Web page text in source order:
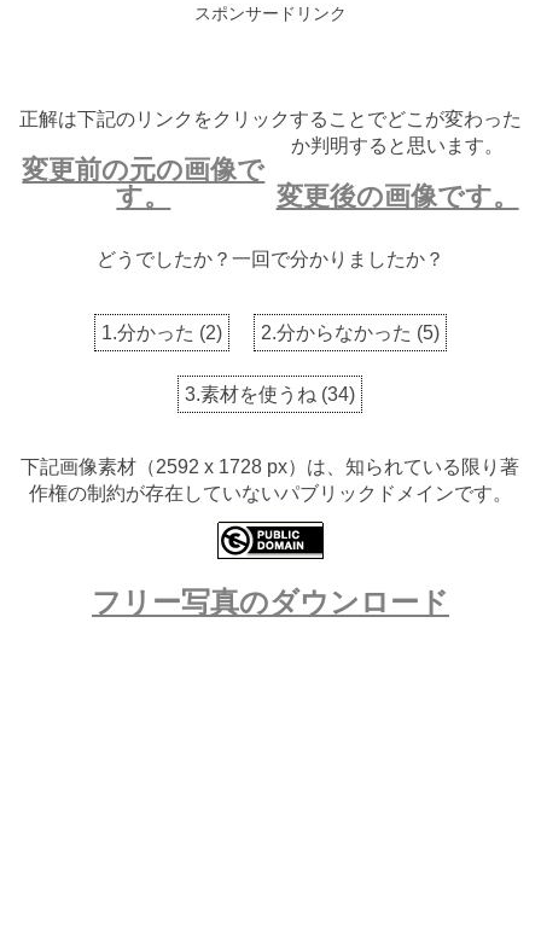
スポンサードリンク
正解は下記のリンクをクリックすることでどこが変わった
か判明すると思います。
変更前の元の画像で
す。
変更後の画像です。
どうでしたか？一回で分かりましたか？
1.分かった (2) 2.分からなかった (5)
3.素材を使うね (34)
下記画像素材（2592 x 1728 px）は、知られている限り著
作権の制約が存在していないパブリックドメインです。
フリー写真のダウンロード